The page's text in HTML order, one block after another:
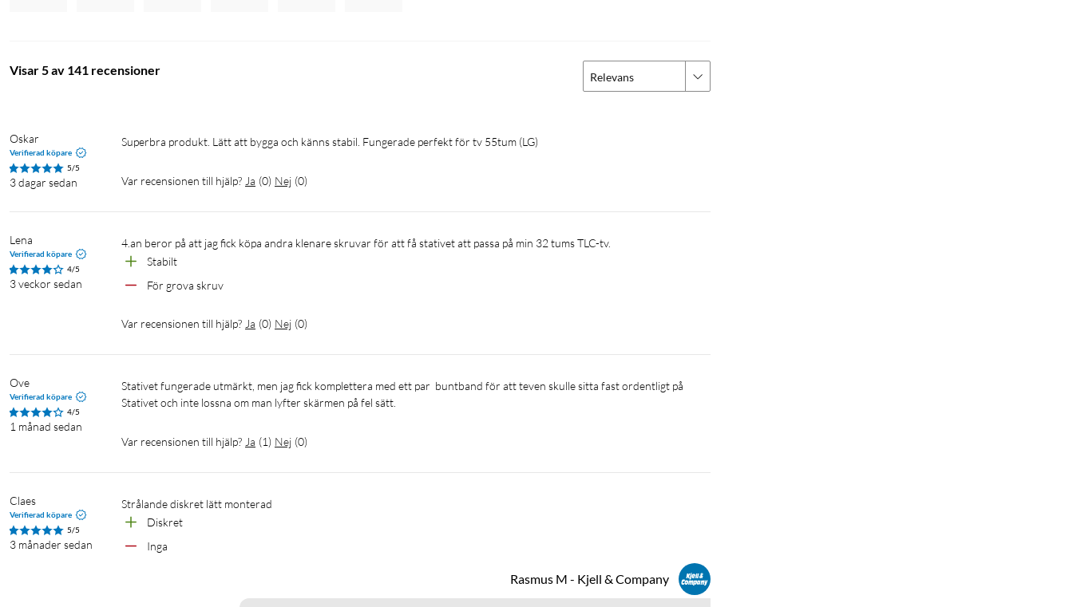
Visar 5 av 141 recensioner Relevans
Oskar
Verifierad köpare
5/5
3 dagar sedan
Superbra produkt. Lätt att bygga och känns stabil. Fungerade perfekt för tv 55tum (LG)
Var recensionen till hjälp? Ja (0) Nej (0)
Lena
Verifierad köpare
4/5
3 veckor sedan
4.an beror på att jag fick köpa andra klenare skruvar för att få stativet att passa på min 32 tums TLC-tv.
Stabilt
För grova skruv
Var recensionen till hjälp? Ja (0) Nej (0)
Ove
Verifierad köpare
4/5
1 månad sedan
Stativet fungerade utmärkt, men jag fick komplettera med ett par  buntband för att teven skulle sitta fast ordentligt på
Stativet och inte lossna om man lyfter skärmen på fel sätt.
Var recensionen till hjälp? Ja (1) Nej (0)
Claes
Verifierad köpare
5/5
3 månader sedan
Strålande diskret lätt monterad
Diskret
Inga
Rasmus M - Kjell & Company